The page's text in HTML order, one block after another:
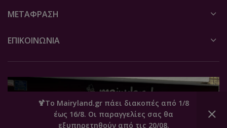
🍹Το Mairyland.gr πάει διακοπές από 1/8
έως 16/8. Οι παραγγελίες σας θα
εξυπηρετηθούν από τις 20/08.
ΜΕΤΆΦΡΑΣΗ
ΕΠΙΚΟΙΝΩΝΙΑ
0